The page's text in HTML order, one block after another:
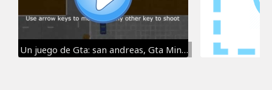
Un juego de Gta: san andreas, Gta Minecraft